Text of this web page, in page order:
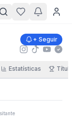
+ Seguir
Estatísticas